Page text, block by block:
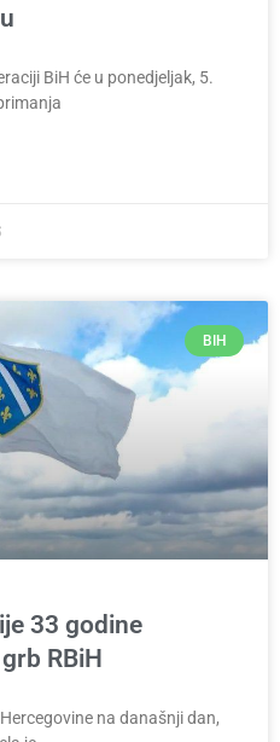
BiH će u ponedjeljak, 5.
BIH
33 godine
RBiH
na današnji dan,